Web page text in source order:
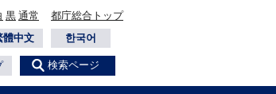
黒 通常
都庁総合トップ
體中文 한국어
検索ページ